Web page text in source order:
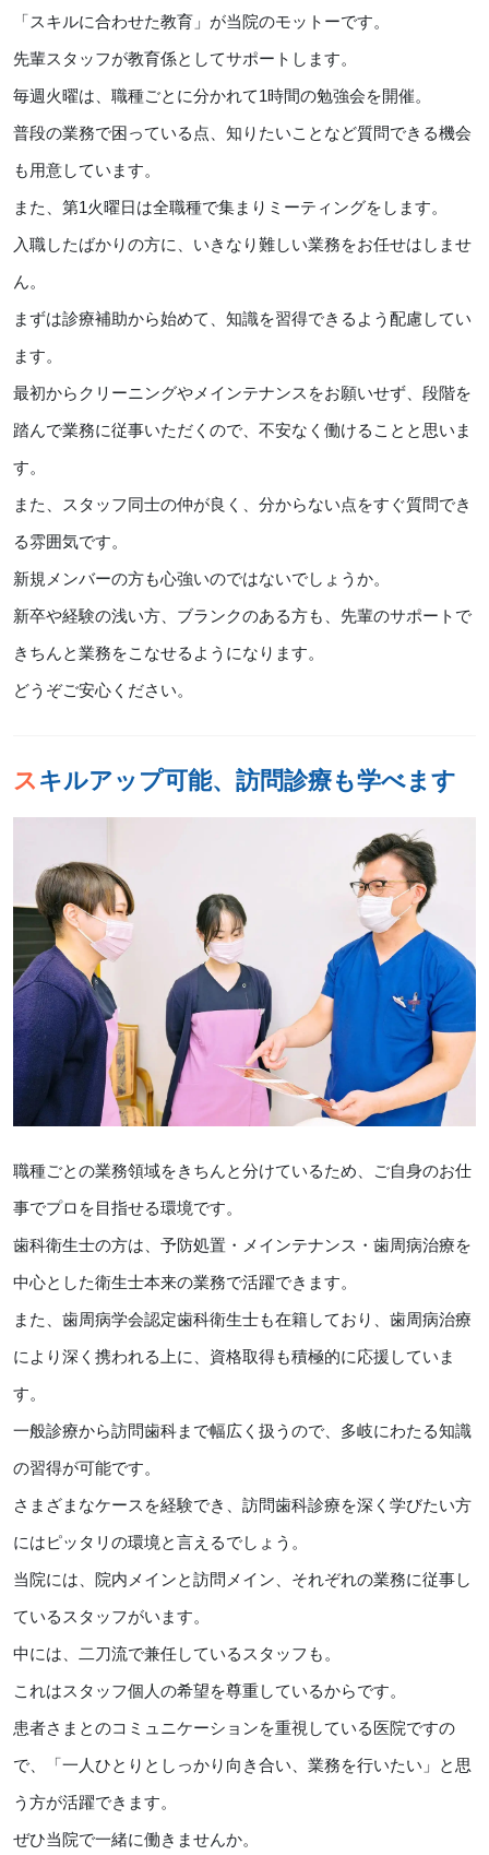
「スキルに合わせた教育」が当院のモットーです。
先輩スタッフが教育係としてサポートします。
毎週火曜は、職種ごとに分かれて1時間の勉強会を開催。
普段の業務で困っている点、知りたいことなど質問できる機会
も用意しています。
また、第1火曜日は全職種で集まりミーティングをします。
入職したばかりの方に、いきなり難しい業務をお任せはしませ
ん。
まずは診療補助から始めて、知識を習得できるよう配慮してい
ます。
最初からクリーニングやメインテナンスをお願いせず、段階を
踏んで業務に従事いただくので、不安なく働けることと思いま
す。
また、スタッフ同士の仲が良く、分からない点をすぐ質問でき
る雰囲気です。
新規メンバーの方も心強いのではないでしょうか。
新卒や経験の浅い方、ブランクのある方も、先輩のサポートで
きちんと業務をこなせるようになります。
どうぞご安心ください。
スキルアップ可能、訪問診療も学べます
職種ごとの業務領域をきちんと分けているため、ご自身のお仕
事でプロを目指せる環境です。
歯科衛生士の方は、予防処置・メインテナンス・歯周病治療を
中心とした衛生士本来の業務で活躍できます。
また、歯周病学会認定歯科衛生士も在籍しており、歯周病治療
により深く携われる上に、資格取得も積極的に応援していま
す。
一般診療から訪問歯科まで幅広く扱うので、多岐にわたる知識
の習得が可能です。
さまざまなケースを経験でき、訪問歯科診療を深く学びたい方
にはピッタリの環境と言えるでしょう。
当院には、院内メインと訪問メイン、それぞれの業務に従事し
ているスタッフがいます。
中には、二刀流で兼任しているスタッフも。
これはスタッフ個人の希望を尊重しているからです。
患者さまとのコミュニケーションを重視している医院ですの
で、「一人ひとりとしっかり向き合い、業務を行いたい」と思
う方が活躍できます。
ぜひ当院で一緒に働きませんか。